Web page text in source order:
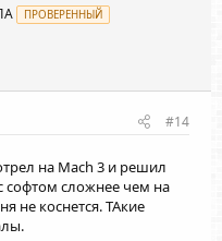
ПРОВЕРЕННЫЙ
#14
на Mach 3 и решил
софтом сложнее чем на
не коснется. ТАкие